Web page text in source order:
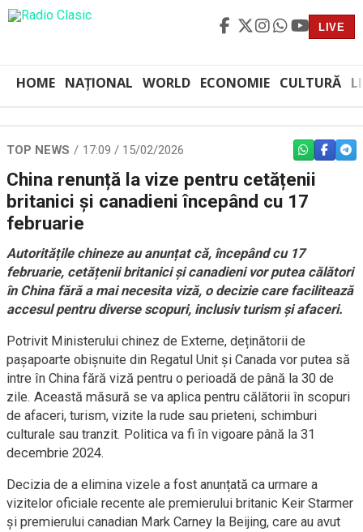
LIVE
HOME NAȚIONAL WORLD ECONOMIE CULTURĂ
TOP NEWS 17:09 / 15/02/2026 WHATSAPP
China renunță la vize pentru cetățenii
britanici și canadieni începând cu 17
februarie
Autoritățile chineze au anunțat că, începând cu 17
februarie, cetățenii britanici și canadieni vor putea călători
în China fără a mai necesita viză, o decizie care facilitează
accesul pentru diverse scopuri, inclusiv turism și afaceri.
Potrivit Ministerului chinez de Externe, deținătorii de
pașapoarte obișnuite din Regatul Unit și Canada vor putea să
intre în China fără viză pentru o perioadă de până la 30 de
zile. Această măsură se va aplica pentru călătorii în scopuri
de afaceri, turism, vizite la rude sau prieteni, schimburi
culturale sau tranzit. Politica va fi în vigoare până la 31
decembrie 2024.
Decizia de a elimina vizele a fost anunțată ca urmare a
vizitelor oficiale recente ale premierului britanic Keir Starmer
și premierului canadian Mark Carney la Beijing, care au avut